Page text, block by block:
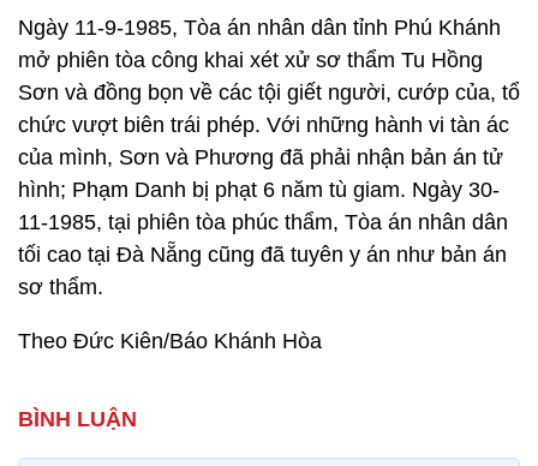
Ngày 11-9-1985, Tòa án nhân dân tỉnh Phú Khánh
mở phiên tòa công khai xét xử sơ thẩm Tu Hồng
Sơn và đồng bọn về các tội giết người, cướp của, tổ
chức vượt biên trái phép. Với những hành vi tàn ác
của mình, Sơn và Phương đã phải nhận bản án tử
hình; Phạm Danh bị phạt 6 năm tù giam. Ngày 30-
11-1985, tại phiên tòa phúc thẩm, Tòa án nhân dân
tối cao tại Đà Nẵng cũng đã tuyên y án như bản án
sơ thẩm.
Theo Đức Kiên/Báo Khánh Hòa